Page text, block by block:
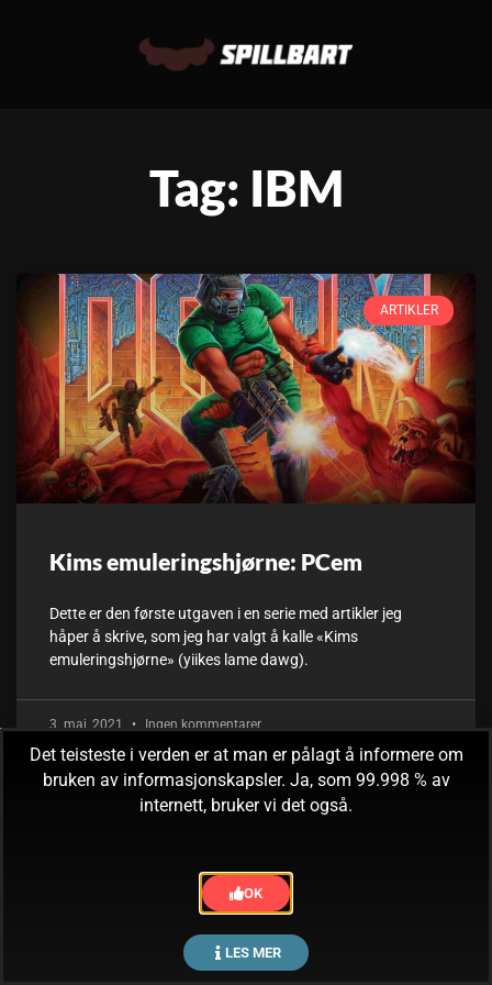
Tag: IBM
ARTIKLER
Kims emuleringshjørne: PCem
Dette er den første utgaven i en serie med artikler jeg
håper å skrive, som jeg har valgt å kalle «Kims
emuleringshjørne» (yiikes lame dawg).
3. mai, 2021 Ingen kommentarer
Det teisteste i verden er at man er pålagt å informere om
bruken av informasjonskapsler. Ja, som 99.998 % av
internett, bruker vi det også.
OK
LES MER